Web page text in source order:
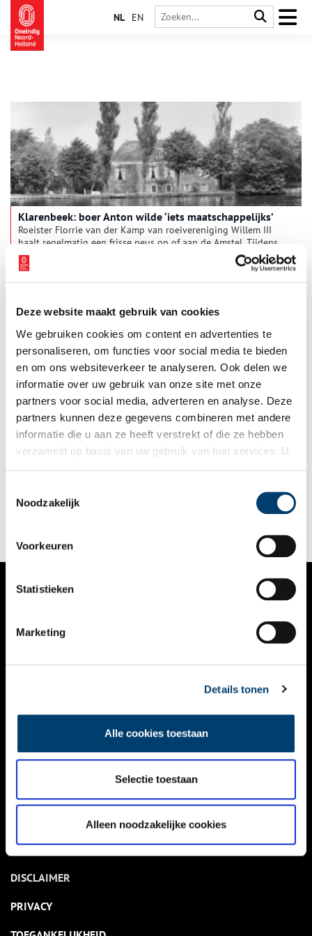
Deze website maakt gebruik van cookies
We gebruiken cookies om content en advertenties te
personaliseren, om functies voor social media te bieden
en om ons websiteverkeer te analyseren. Ook delen we
informatie over uw gebruik van onze site met onze
partners voor social media, adverteren en analyse. Deze
partners kunnen deze gegevens combineren met andere
informatie die u aan ze heeft verstrekt of die ze hebben
verzameld op basis van uw gebruik van hun services. U
Noodzakelijk
Voorkeuren
Statistieken
Marketing
Details tonen
Alle cookies toestaan
Selectie toestaan
Alleen noodzakelijke cookies
NL EN
Klarenbeek: boer Anton wilde ‘iets maatschappelijks’
Roeister Florrie van der Kamp van roeivereniging Willem III
haalt regelmatig een frisse neus op of aan de Amstel. Tijdens
die tochtjes over het water vallen haar (niet meer bestaande)
gebouwen op, waarvan ze de achtergrondverhalen tot op de
bodem uitzoekt. Deze week verdiept ze zich in boerderij
On(t)roerend goed langs de Amstel
Roeister Florrie van der Kamp van roeivereniging Willem III
haalt regelmatig een frisse neus op of aan de Amstel. Tijdens
bodem uitzoekt. Deze week verdiept ze zich in twee verdwenen
hoeves: Anna’s Hoeve en Hoeve Sloterdijk.
NIEUWS
KALENDER
ACTIVITEITEN
NIEUWSBRIEF
DISCLAIMER
PRIVACY